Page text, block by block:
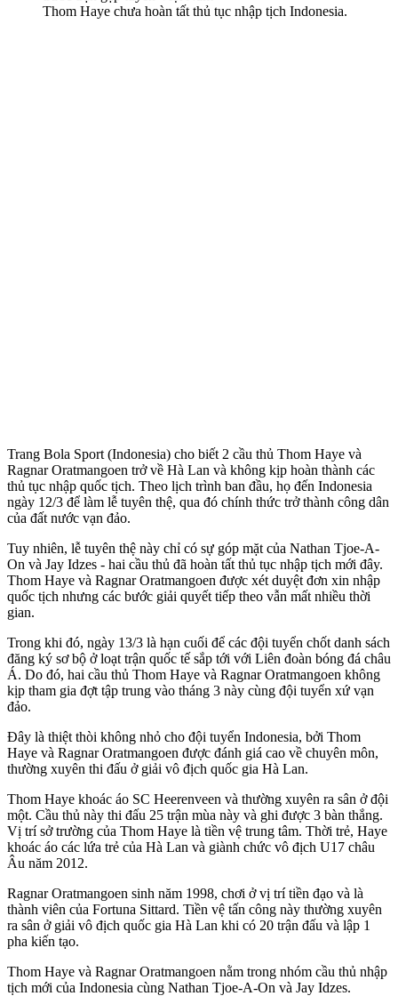
Thom Haye chưa hoàn tất thủ tục nhập tịch Indonesia.
Trang Bola Sport (Indonesia) cho biết 2 cầu thủ Thom Haye và
Ragnar Oratmangoen trở về Hà Lan và không kịp hoàn thành các
thủ tục nhập quốc tịch. Theo lịch trình ban đầu, họ đến Indonesia
ngày 12/3 để làm lễ tuyên thệ, qua đó chính thức trở thành công dân
của đất nước vạn đảo.
Tuy nhiên, lễ tuyên thệ này chỉ có sự góp mặt của Nathan Tjoe-A-
On và Jay Idzes - hai cầu thủ đã hoàn tất thủ tục nhập tịch mới đây.
Thom Haye và Ragnar Oratmangoen được xét duyệt đơn xin nhập
quốc tịch nhưng các bước giải quyết tiếp theo vẫn mất nhiều thời
gian.
Trong khi đó, ngày 13/3 là hạn cuối để các đội tuyển chốt danh sách
đăng ký sơ bộ ở loạt trận quốc tế sắp tới với Liên đoàn bóng đá châu
Á. Do đó, hai cầu thủ Thom Haye và Ragnar Oratmangoen không
kịp tham gia đợt tập trung vào tháng 3 này cùng đội tuyển xứ vạn
đảo.
Đây là thiệt thòi không nhỏ cho đội tuyển Indonesia, bởi Thom
Haye và Ragnar Oratmangoen được đánh giá cao về chuyên môn,
thường xuyên thi đấu ở giải vô địch quốc gia Hà Lan.
Thom Haye khoác áo SC Heerenveen và thường xuyên ra sân ở đội
một. Cầu thủ này thi đấu 25 trận mùa này và ghi được 3 bàn thắng.
Vị trí sở trường của Thom Haye là tiền vệ trung tâm. Thời trẻ, Haye
khoác áo các lứa trẻ của Hà Lan và giành chức vô địch U17 châu
Âu năm 2012.
Ragnar Oratmangoen sinh năm 1998, chơi ở vị trí tiền đạo và là
thành viên của Fortuna Sittard. Tiền vệ tấn công này thường xuyên
ra sân ở giải vô địch quốc gia Hà Lan khi có 20 trận đấu và lập 1
pha kiến tạo.
Thom Haye và Ragnar Oratmangoen nằm trong nhóm cầu thủ nhập
tịch mới của Indonesia cùng Nathan Tjoe-A-On và Jay Idzes.